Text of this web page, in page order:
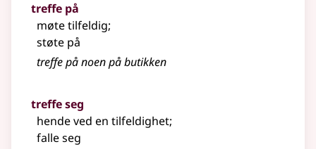
treffe på
møte tilfeldig;
støte på
treffe på noen på butikken
treffe seg
hende ved en tilfeldighet;
falle seg